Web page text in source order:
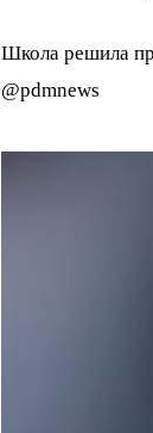
Школа решила
@pdmnews